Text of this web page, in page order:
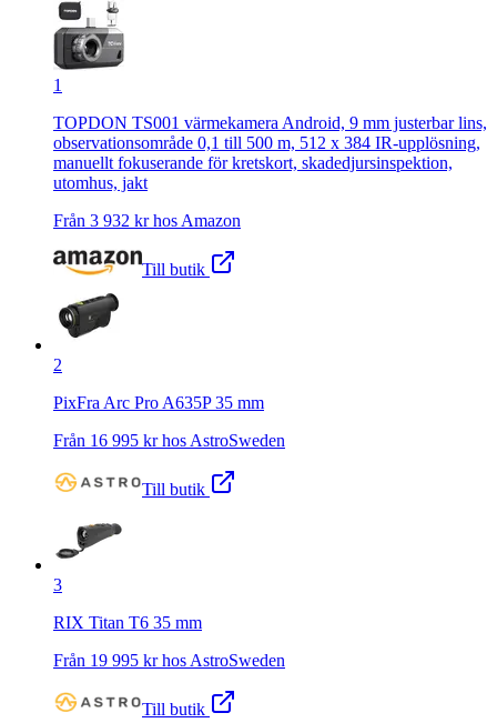
1
TOPDON TS001 värmekamera Android, 9 mm justerbar lins,
observationsområde 0,1 till 500 m, 512 x 384 IR-upplösning,
manuellt fokuserande för kretskort, skadedjursinspektion,
utomhus, jakt
Från 3 932 kr hos Amazon
Till butik
2
PixFra Arc Pro A635P 35 mm
Från 16 995 kr hos AstroSweden
Till butik
3
RIX Titan T6 35 mm
Från 19 995 kr hos AstroSweden
Till butik